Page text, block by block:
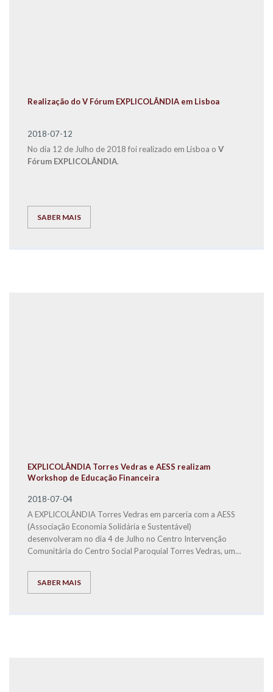
Realização do V Fórum EXPLICOLÂNDIA em Lisboa
2018-07-12
No dia 12 de Julho de 2018 foi realizado em Lisboa o V
Fórum EXPLICOLÂNDIA.
SABER MAIS
EXPLICOLÂNDIA Torres Vedras e AESS realizam
Workshop de Educação Financeira
2018-07-04
A EXPLICOLÂNDIA Torres Vedras em parceria com a AESS
(Associação Economia Solidária e Sustentável)
desenvolveram no dia 4 de Julho no Centro Intervenção
Comunitária do Centro Social Paroquial Torres Vedras, um
SABER MAIS